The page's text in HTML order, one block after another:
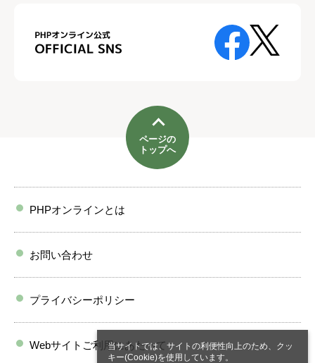
当サイトでは、サイトの利便性向上のため、クッ
キー(Cookie)を使用しています。
ページの
トップへ
PHPオンラインとは
お問い合わせ
プライバシーポリシー
Webサイトご利用にあたって